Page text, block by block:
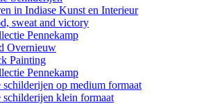
in Indiase Kunst en Interieur
sweat and victory
Pennekamp
Overnieuw
Painting
Pennekamp
op medium formaat
klein formaat